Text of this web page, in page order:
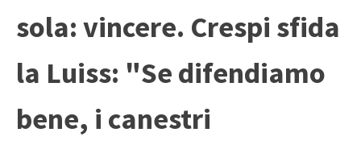
sola: vincere. Crespi sfida
la Luiss: "Se difendiamo
bene, i canestri